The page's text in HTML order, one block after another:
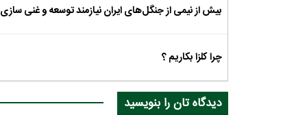
بیش از نیمی از جنگل‌های ایران نیازمند توسعه و غنی سازی
چرا کلزا بکاریم ؟
دیدگاه تان را بنویسید